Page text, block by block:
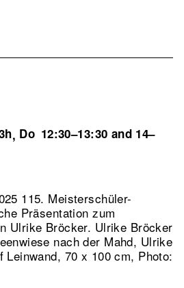
, Do 12:30–13:30 and 14–
115. Meisterschüler-
Präsentation zum
Ulrike Bröcker. Ulrike Bröcker
nach der Mahd, Ulrike
Leinwand, 70 x 100 cm, Photo: